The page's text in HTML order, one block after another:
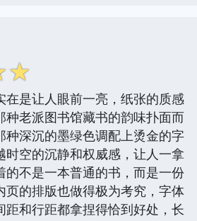
☆
在是让人眼前一亮，纸张的质感
种老派图书馆藏书的韵味扑面而
种深沉的墨绿色调配上烫金的字
时空的沉静和权威感，让人一拿
的不是一本普通的书，而是一份
页的排版也做得极为考究，字体
距和行距都拿捏得恰到好处，长